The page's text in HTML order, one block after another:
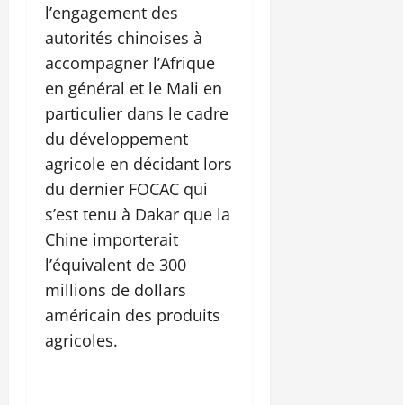
l’engagement des
autorités chinoises à
accompagner l’Afrique
en général et le Mali en
particulier dans le cadre
du développement
agricole en décidant lors
du dernier FOCAC qui
s’est tenu à Dakar que la
Chine importerait
l’équivalent de 300
millions de dollars
américain des produits
agricoles.